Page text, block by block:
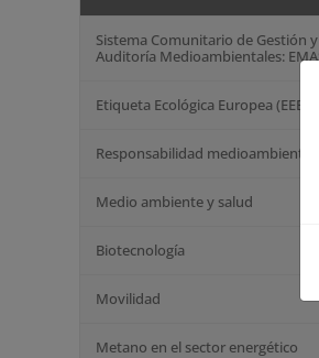
Sistema Comunitario de Gestión y
Auditoría Medioambientales:
Etiqueta Ecológica Europea (EEE)
Responsabilidad medioambiental
Medio ambiente y salud
Biotecnología
Movilidad
Metano en el sector energético